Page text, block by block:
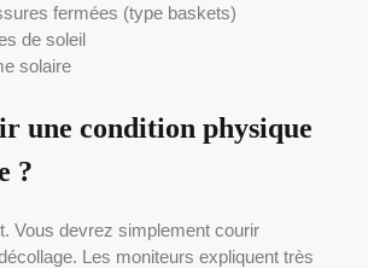
fermées (type baskets)
de soleil
solaire
une condition physique
?
Vous devrez simplement courir
Les moniteurs expliquent très